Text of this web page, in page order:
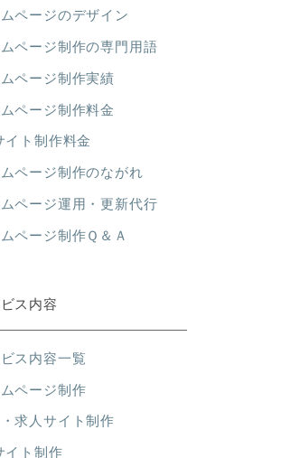
ページのデザイン
ページ制作の専門用語
ページ制作実績
ページ制作料金
イト制作料金
ページ制作のながれ
ページ運用・更新代行
ページ制作Ｑ＆Ａ
ス内容
ス内容一覧
ページ制作
求人サイト制作
イト制作